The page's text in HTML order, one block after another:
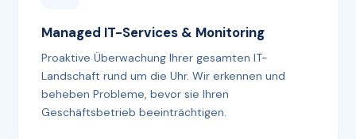
Managed IT-Services & Monitoring
Proaktive Überwachung Ihrer gesamten IT-
Landschaft rund um die Uhr. Wir erkennen und
beheben Probleme, bevor sie Ihren
Geschäftsbetrieb beeinträchtigen.